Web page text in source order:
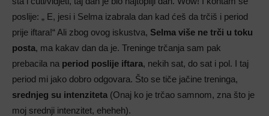
poslije: „ E, jesi i Selma izabrala dan kad ćeš da trčiš i period
prije iftara!“ Ali zbog ovog iskustva, Selma više ne trči u toku
posta, ma kakav dan da je. Treninge trčanja sam pak
prebacila na period poslije iftara, nekih sat, do sat i pol. I taj
period mi jako dobro odgovara. Što se tiče jačine treninga,
srednjeg su intenziteta (Onaj ko je trčao samnom, zna što je
moj srednji intenzitet, eheheh).